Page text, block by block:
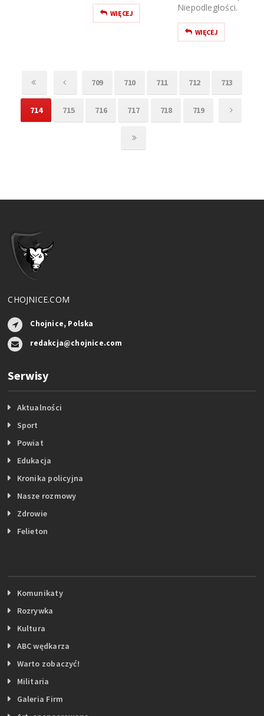
WIĘCEJ
Niepodległości.
WIĘCEJ
709 710 711 712 713
714 715 716 717 718 719
CHOJNICE.COM
Chojnice, Polska
redakcja@chojnice.com
Serwisy
Aktualności
Sport
Powiat
Edukacja
Kronika policyjna
Nasze rozmowy
Zdrowie
Felieton
Komunikaty
Rozrywka
Kultura
ABC wędkarza
Warto zobaczyć!
Militaria
Galeria Firm